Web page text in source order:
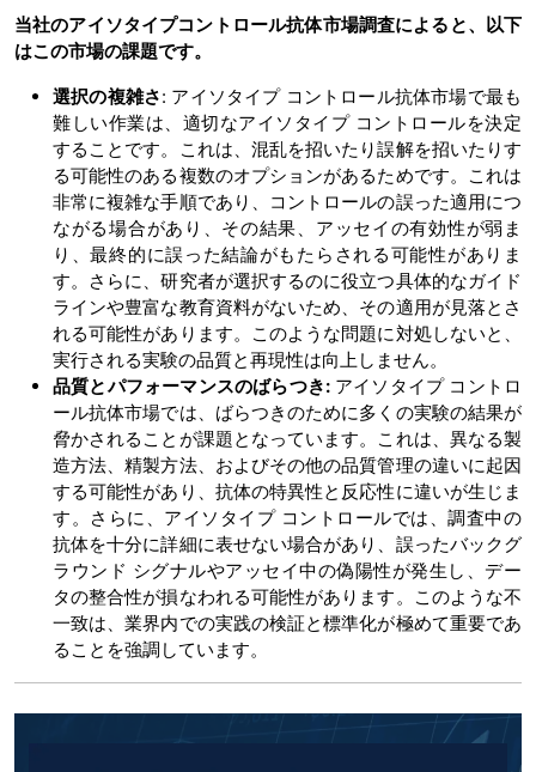
当社のアイソタイプコントロール抗体市場調査によると、以下
はこの市場の課題です。
選択の複雑さ: アイソタイプ コントロール抗体市場で最も
難しい作業は、適切なアイソタイプ コントロールを決定
することです。これは、混乱を招いたり誤解を招いたりす
る可能性のある複数のオプションがあるためです。これは
非常に複雑な手順であり、コントロールの誤った適用につ
ながる場合があり、その結果、アッセイの有効性が弱ま
り、最終的に誤った結論がもたらされる可能性がありま
す。さらに、研究者が選択するのに役立つ具体的なガイド
ラインや豊富な教育資料がないため、その適用が見落とさ
れる可能性があります。このような問題に対処しないと、
実行される実験の品質と再現性は向上しません。
品質とパフォーマンスのばらつき:アイソタイプ コントロ
ール抗体市場では、ばらつきのために多くの実験の結果が
脅かされることが課題となっています。これは、異なる製
造方法、精製方法、およびその他の品質管理の違いに起因
する可能性があり、抗体の特異性と反応性に違いが生じま
す。さらに、アイソタイプ コントロールでは、調査中の
抗体を十分に詳細に表せない場合があり、誤ったバックグ
ラウンド シグナルやアッセイ中の偽陽性が発生し、デー
タの整合性が損なわれる可能性があります。このような不
一致は、業界内での実践の検証と標準化が極めて重要であ
ることを強調しています。